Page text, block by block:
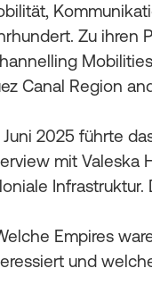
Zu ihren
Canal Region
Juni 2025 führte
mit Valeska
Empires
und